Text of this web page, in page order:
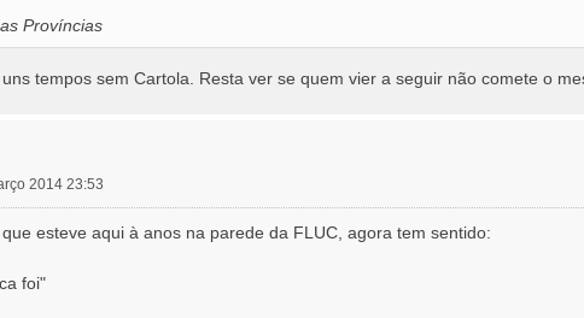
Províncias
tempos sem Cartola. Resta ver se quem vier a seguir não comete o
2014 23:53
esteve aqui à anos na parede da FLUC, agora tem sentido:
foi"